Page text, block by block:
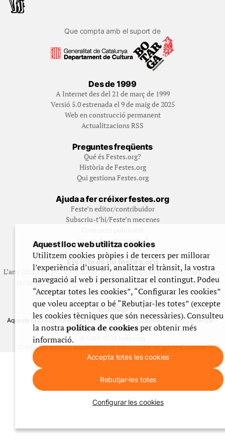
Que compta amb el suport de
Des de 1999
A Internet des del 21 de març de 1999
Versió 5.0 estrenada el 9 de maig de 2025
Web en construcció permanent
Actualitzacions RSS
Preguntes freqüents
Qué és Festes.org?
Història de Festes.org
Qui gestiona Festes.org
Ajuda a fer créixer festes.org
Feste’n editor/contribuidor
Subscriu-t’hi/Feste’n mecenes
Fes un donatiu puntual
Els llibres de festes.org
L’any 2012 vam posar en marxa una col·lecció editorial en format paper,
recuperant i ampliant materials que fins aleshores havien estat
exclusivament accessibles al nostre espai web. [+]
Aquesta obra està subjecta a una llicència de Reconeixement No Comercial -
CompartirIgual 4.0 de Creative Commons
Crèdits del webAvís legalPolítica de privadesaÚs de galetesContacte
Aquest lloc web utilitza cookies
Utilitzem cookies pròpies i de tercers per millorar
l’experiència d’usuari, analitzar el trànsit, la vostra
navegació al web i personalitzar el contingut. Podeu
“Acceptar totes les cookies”, “Configurar les cookies”
que voleu acceptar o bé “Rebutjar-les totes” (excepte
les cookies tècniques que són necessàries). Consulteu
la nostrapolítica de cookiesper obtenir més
informació.
Accepta totes les cookies
Rebutjar-les totes
Configurar les cookies